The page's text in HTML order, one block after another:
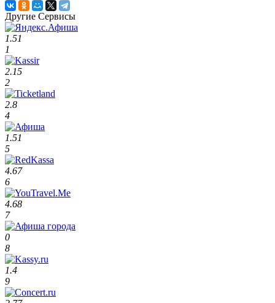
Другие Сервисы
1.51
1
2.15
2
2.8
4
1.51
5
4.67
6
4.68
7
0
8
1.4
9